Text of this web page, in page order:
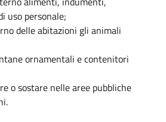
uso personale;
delle abitazioni gli animali
ornamentali e contenitori
o sostare nelle aree pubbliche